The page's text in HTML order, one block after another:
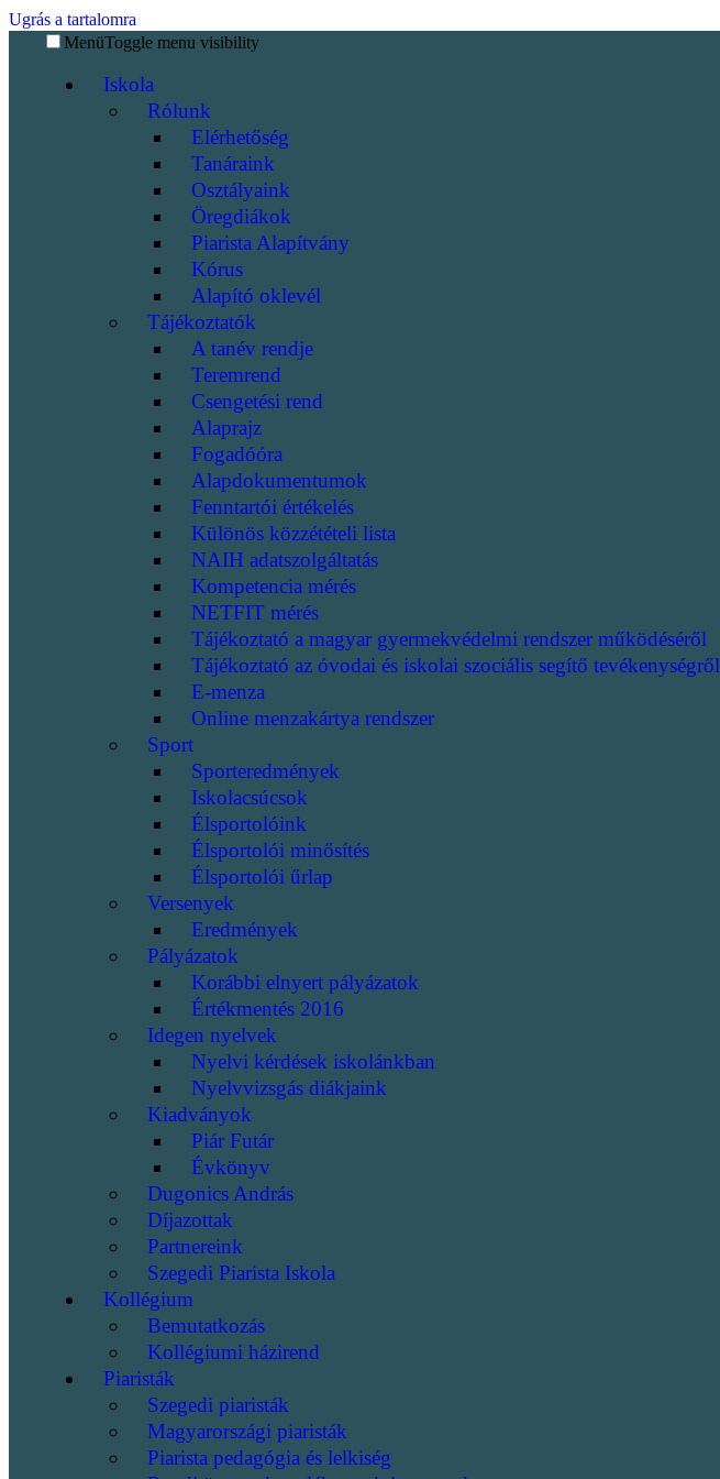
Ugrás a tartalomra
MenüToggle menu visibility
Iskola
Rólunk
Elérhetőség
Tanáraink
Osztályaink
Öregdiákok
Piarista Alapítvány
Kórus
Alapító oklevél
Tájékoztatók
A tanév rendje
Teremrend
Csengetési rend
Alaprajz
Fogadóóra
Alapdokumentumok
Fenntartói értékelés
Különös közzétételi lista
NAIH adatszolgáltatás
Kompetencia mérés
NETFIT mérés
Tájékoztató a magyar gyermekvédelmi rendszer működéséről
Tájékoztató az óvodai és iskolai szociális segítő tevékenységről
E-menza
Online menzakártya rendszer
Sport
Sporteredmények
Iskolacsúcsok
Élsportolóink
Élsportolói minősítés
Élsportolói űrlap
Versenyek
Eredmények
Pályázatok
Korábbi elnyert pályázatok
Értékmentés 2016
Idegen nyelvek
Nyelvi kérdések iskolánkban
Nyelvvizsgás diákjaink
Kiadványok
Piár Futár
Évkönyv
Dugonics András
Díjazottak
Partnereink
Szegedi Piarista Iskola
Kollégium
Bemutatkozás
Kollégiumi házirend
Piaristák
Szegedi piaristák
Magyarországi piaristák
Piarista pedagógia és lelkiség